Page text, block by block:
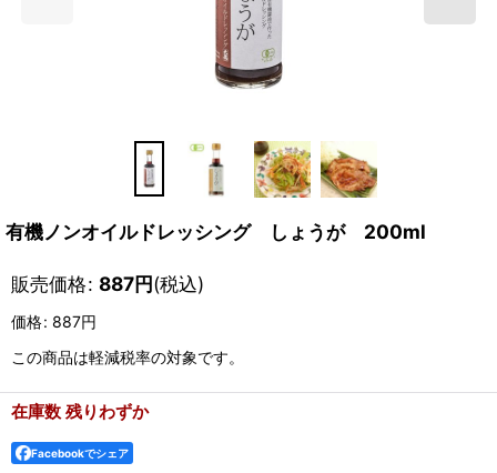
有機ノンオイルドレッシング しょうが 200ml
販売価格: 887円(税込)
価格: 887円
この商品は軽減税率の対象です。
在庫数 残りわずか
Facebookでシェア